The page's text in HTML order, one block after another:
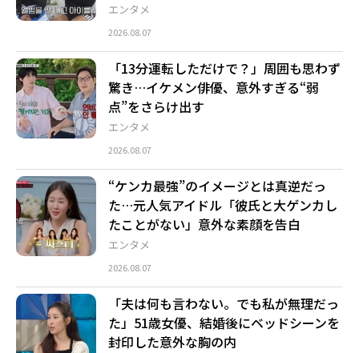
エンタメ
2026.08.07
エンタメ
「13分運転しただけで？」周囲も思わず
驚き…イケメン俳優、意外すぎる“弱
点”をさらけ出す
2026.08.07
エンタメ
“ケンカ最強”のイメージとは真逆だっ
た…元人気アイドル「彼氏と大ゲンカし
たことがない」意外な素顔を告白
2026.08.07
「夫は何も言わない。でも私が無理だっ
た」51歳女優、結婚後にベッドシーンを
封印した意外な胸の内